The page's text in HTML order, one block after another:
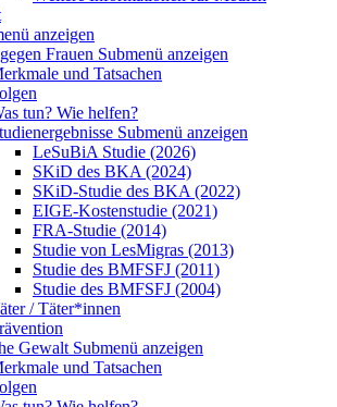
anzeigen
Frauen Submenü anzeigen
und Tatsachen
tun? Wie helfen?
Submenü anzeigen
LeSuBiA Studie (2026)
SKiD des BKA (2024)
SKiD-Studie des BKA (2022)
EIGE-Kostenstudie (2021)
FRA-Studie (2014)
Studie von LesMigras (2013)
Studie des BMFSFJ (2011)
Studie des BMFSFJ (2004)
/ Täter*innen
Gewalt Submenü anzeigen
und Tatsachen